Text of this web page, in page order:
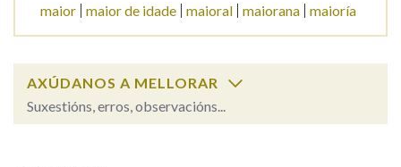
Na fraseoloxía
maior maior de idade maioral maiorana maioría
AXÚDANOS A MELLORAR
Suxestións, erros, observacións...